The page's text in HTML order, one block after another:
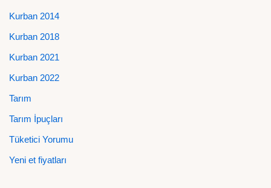
Kurban 2014
Kurban 2018
Kurban 2021
Kurban 2022
Tarım
Tarım İpuçları
Tüketici Yorumu
Yeni et fiyatları